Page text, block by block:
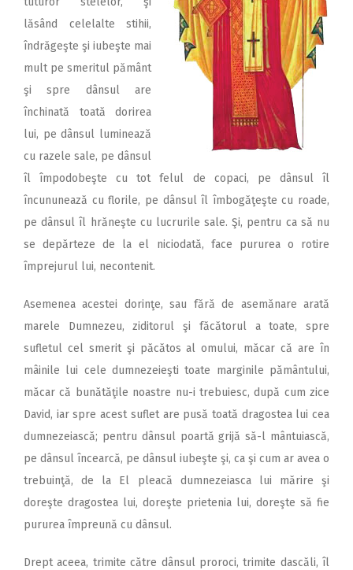
lăsând celelalte stihii,
îndrăgeşte şi iubeşte mai
mult pe smeritul pământ
şi spre dânsul are
închinată toată dorirea
lui, pe dânsul luminează
cu razele sale, pe dânsul
îl împodobeşte cu tot felul de copaci, pe dânsul îl
încununează cu florile, pe dânsul îl îmbogăţeşte cu roade,
pe dânsul îl hrăneşte cu lucrurile sale. Şi, pentru ca să nu
se depărteze de la el niciodată, face pururea o rotire
împrejurul lui, necontenit.
Asemenea acestei dorinţe, sau fără de asemănare arată
marele Dumnezeu, ziditorul şi făcătorul a toate, spre
sufletul cel smerit şi păcătos al omului, măcar că are în
mâinile lui cele dumnezeieşti toate marginile pământului,
măcar că bunătăţile noastre nu-i trebuiesc, după cum zice
David, iar spre acest suflet are pusă toată dragostea lui cea
dumnezeiască; pentru dânsul poartă grijă să-l mântuiască,
pe dânsul încearcă, pe dânsul iubeşte şi, ca şi cum ar avea o
trebuinţă, de la El pleacă dumnezeiasca lui mărire şi
doreşte dragostea lui, doreşte prietenia lui, doreşte să fie
pururea împreună cu dânsul.
Drept aceea, trimite către dânsul proroci, trimite dascăli, îl